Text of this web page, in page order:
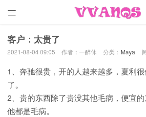

客户：太贵了
2021-08-04 09:05 作者：一醉休 分类： Maya
1、奔驰很贵，开的人越来越多，夏利
了。
2、贵的东西除了贵没其他毛病，便宜
他都是毛病。